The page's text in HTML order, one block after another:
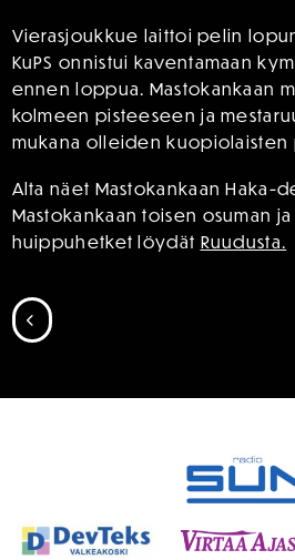
Vierasjoukkue laittoi pelin
KuPS onnistui kaventamaan
ennen loppua. Mastokankaan
kolmeen pisteeseen ja
mukana olleiden kuopiolaisten
Alta näet Mastokankaan Haka-
Mastokankaan toisen osuman
huippuhetket löydät Ruudusta.
SIIRRY EDELLISEEN